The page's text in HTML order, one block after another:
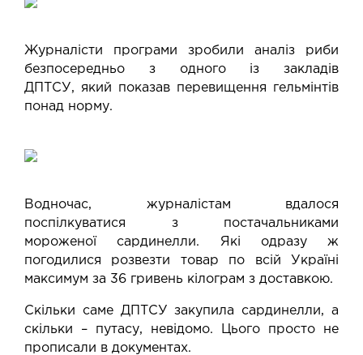
Журналісти програми зробили аналіз риби
безпосередньо з одного із закладів
ДПТСУ, який показав перевищення гельмінтів
понад норму.
Водночас, журналістам вдалося
поспілкуватися з постачальниками
мороженої сардинелли. Які одразу ж
погодилися розвезти товар по всій Україні
максимум за 36 гривень кілограм з доставкою.
Скільки саме ДПТСУ закупила сардинелли, а
скільки – путасу, невідомо. Цього просто не
прописали в документах.